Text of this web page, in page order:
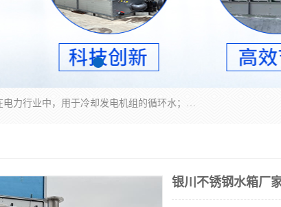
冷却塔广泛应用于工业、电力行业、空调系统等领域。在电力行业中，用于冷却发电机组的循环水；在工业生产中，如化工、冶金等行业，可降低生产过程中产生的热量；在空调系统中，为空调设备提供冷却水源
银川不锈钢水箱厂